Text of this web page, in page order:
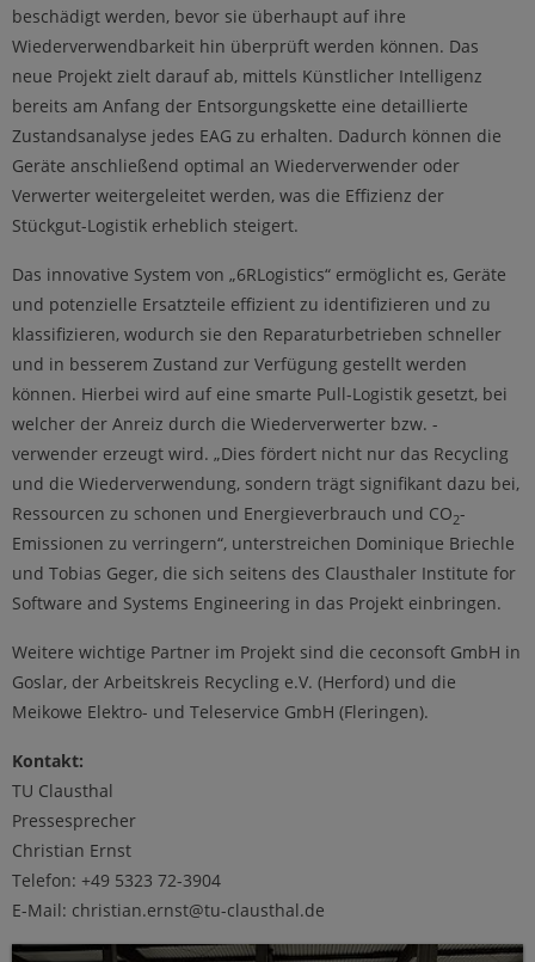
beschädigt werden, bevor sie überhaupt auf ihre
Wiederverwendbarkeit hin überprüft werden können. Das
neue Projekt zielt darauf ab, mittels Künstlicher Intelligenz
bereits am Anfang der Entsorgungskette eine detaillierte
Zustandsanalyse jedes EAG zu erhalten. Dadurch können die
Geräte anschließend optimal an Wiederverwender oder
Verwerter weitergeleitet werden, was die Effizienz der
Stückgut-Logistik erheblich steigert.
Das innovative System von „6RLogistics“ ermöglicht es, Geräte
und potenzielle Ersatzteile effizient zu identifizieren und zu
klassifizieren, wodurch sie den Reparaturbetrieben schneller
und in besserem Zustand zur Verfügung gestellt werden
können. Hierbei wird auf eine smarte Pull-Logistik gesetzt, bei
welcher der Anreiz durch die Wiederverwerter bzw. -
verwender erzeugt wird. „Dies fördert nicht nur das Recycling
und die Wiederverwendung, sondern trägt signifikant dazu bei,
Ressourcen zu schonen und Energieverbrauch und CO2-
Emissionen zu verringern“, unterstreichen Dominique Briechle
und Tobias Geger, die sich seitens des Clausthaler Institute for
Software and Systems Engineering in das Projekt einbringen.
Weitere wichtige Partner im Projekt sind die ceconsoft GmbH in
Goslar, der Arbeitskreis Recycling e.V. (Herford) und die
Meikowe Elektro- und Teleservice GmbH (Fleringen).
Kontakt:
TU Clausthal
Pressesprecher
Christian Ernst
Telefon: +49 5323 72-3904
E-Mail: christian.ernst@tu-clausthal.de